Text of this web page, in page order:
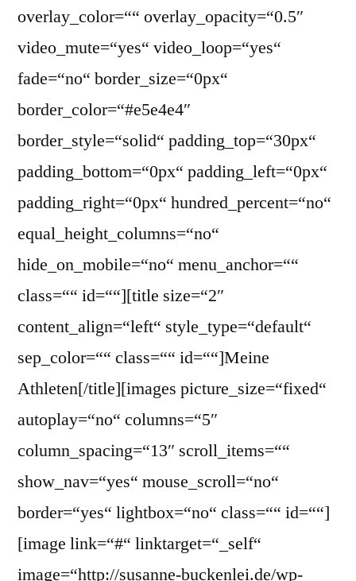
overlay_color=““ overlay_opacity=“0.5″
video_mute=“yes“ video_loop=“yes“
fade=“no“ border_size=“0px“
border_color=“#e5e4e4″
border_style=“solid“ padding_top=“30px“
padding_bottom=“0px“ padding_left=“0px“
padding_right=“0px“ hundred_percent=“no“
equal_height_columns=“no“
hide_on_mobile=“no“ menu_anchor=““
class=““ id=““][title size=“2″
content_align=“left“ style_type=“default“
sep_color=““ class=““ id=““]Meine
Athleten[/title][images picture_size=“fixed“
autoplay=“no“ columns=“5″
column_spacing=“13″ scroll_items=““
show_nav=“yes“ mouse_scroll=“no“
border=“yes“ lightbox=“no“ class=““ id=““]
[image link=“#“ linktarget=“_self“
image=“http://susanne-buckenlei.de/wp-